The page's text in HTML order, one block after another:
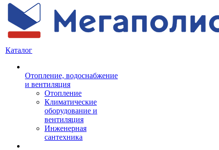
Каталог
Отопление, водоснабжение
и вентиляция
Отопление
Климатические
оборудование и
вентиляция
Инженерная
сантехника